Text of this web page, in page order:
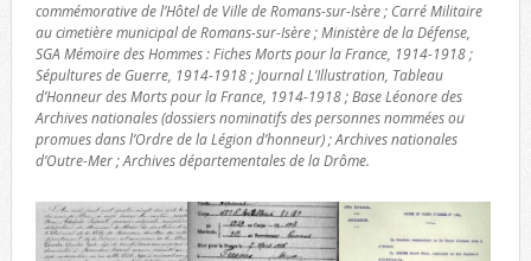
commémorative de l’Hôtel de Ville de Romans-sur-Isère ; Carré Militaire
au cimetière municipal de Romans-sur-Isère ; Ministère de la Défense,
SGA Mémoire des Hommes : Fiches Morts pour la France, 1914-1918 ;
Sépultures de Guerre, 1914-1918 ; Journal L’Illustration, Tableau
d’Honneur des Morts pour la France, 1914-1918 ; Base Léonore des
Archives nationales (dossiers nominatifs des personnes nommées ou
promues dans l’Ordre de la Légion d’honneur) ; Archives nationales
d’Outre-Mer ; Archives départementales de la Drôme.